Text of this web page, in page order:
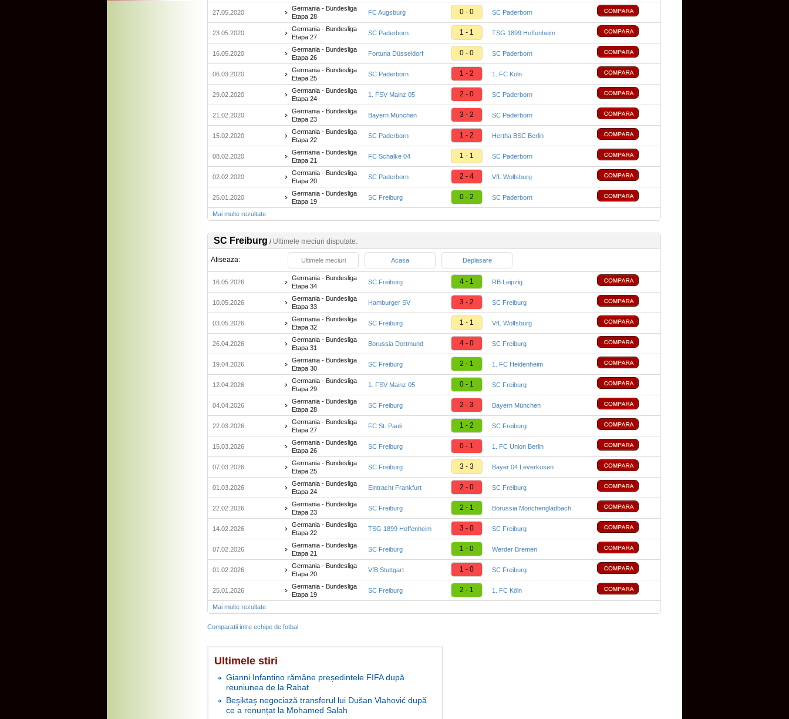
27.05.2020
Germania - Bundesliga
Etapa 28
FC Augsburg 0 - 0 SC Paderborn
23.05.2020
Germania - Bundesliga
Etapa 27
SC Paderborn 1 - 1 TSG 1899 Hoffenheim
16.05.2020
Germania - Bundesliga
Etapa 26
Fortuna Düsseldorf 0 - 0 SC Paderborn
06.03.2020
Germania - Bundesliga
Etapa 25
SC Paderborn 1 - 2 1. FC Köln
29.02.2020
Germania - Bundesliga
Etapa 24
1. FSV Mainz 05 2 - 0 SC Paderborn
21.02.2020
Germania - Bundesliga
Etapa 23
Bayern München 3 - 2 SC Paderborn
15.02.2020
Germania - Bundesliga
Etapa 22
SC Paderborn 1 - 2 Hertha BSC Berlin
08.02.2020
Germania - Bundesliga
Etapa 21
FC Schalke 04 1 - 1 SC Paderborn
02.02.2020
Germania - Bundesliga
Etapa 20
SC Paderborn 2 - 4 VfL Wolfsburg
25.01.2020
Germania - Bundesliga
Etapa 19
SC Freiburg 0 - 2 SC Paderborn
Mai multe rezultate
SC Freiburg / Ultimele meciuri disputate:
Afiseaza: Ultimele meciuri Acasa Deplasare
16.05.2026
Germania - Bundesliga
Etapa 34
SC Freiburg 4 - 1 RB Leipzig
10.05.2026
Germania - Bundesliga
Etapa 33
Hamburger SV 3 - 2 SC Freiburg
03.05.2026
Germania - Bundesliga
Etapa 32
SC Freiburg 1 - 1 VfL Wolfsburg
26.04.2026
Germania - Bundesliga
Etapa 31
Borussia Dortmund 4 - 0 SC Freiburg
19.04.2026
Germania - Bundesliga
Etapa 30
SC Freiburg 2 - 1 1. FC Heidenheim
12.04.2026
Germania - Bundesliga
Etapa 29
1. FSV Mainz 05 0 - 1 SC Freiburg
04.04.2026
Germania - Bundesliga
Etapa 28
SC Freiburg 2 - 3 Bayern München
22.03.2026
Germania - Bundesliga
Etapa 27
FC St. Pauli 1 - 2 SC Freiburg
15.03.2026
Germania - Bundesliga
Etapa 26
SC Freiburg 0 - 1 1. FC Union Berlin
07.03.2026
Germania - Bundesliga
Etapa 25
SC Freiburg 3 - 3 Bayer 04 Leverkusen
01.03.2026
Germania - Bundesliga
Etapa 24
Eintracht Frankfurt 2 - 0 SC Freiburg
22.02.2026
Germania - Bundesliga
Etapa 23
SC Freiburg 2 - 1 Borussia Mönchengladbach
14.02.2026
Germania - Bundesliga
Etapa 22
TSG 1899 Hoffenheim 3 - 0 SC Freiburg
07.02.2026
Germania - Bundesliga
Etapa 21
SC Freiburg 1 - 0 Werder Bremen
01.02.2026
Germania - Bundesliga
Etapa 20
VfB Stuttgart 1 - 0 SC Freiburg
25.01.2026
Germania - Bundesliga
Etapa 19
SC Freiburg 2 - 1 1. FC Köln
Mai multe rezultate
Comparatii intre echipe de fotbal
Ultimele stiri
Gianni Infantino rămâne președintele FIFA după
reuniunea de la Rabat
Beşiktaş negociază transferul lui Dušan Vlahović după
ce a renunțat la Mohamed Salah